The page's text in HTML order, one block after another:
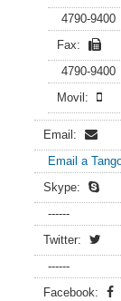
4790-9400
Fax:
4790-9400
Movil:
Email:
Email a
Skype:
------
Twitter:
------
Facebook: